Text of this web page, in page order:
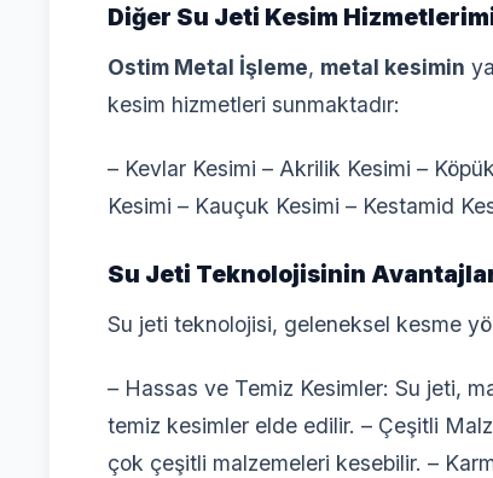
Diğer Su Jeti Kesim
Ostim Metal İşleme, metal kesimin
kesim hizmetleri sunmaktadır:
– Kevlar Kesimi – Akrilik Kesimi –
Kesimi – Kauçuk Kesimi – Kestamid
Su Jeti Teknolojisinin
Su jeti teknolojisi, geleneksel kesme
– Hassas ve Temiz Kesimler: Su jeti,
temiz kesimler elde edilir. – Çeşitli
çok çeşitli malzemeleri kesebilir. –